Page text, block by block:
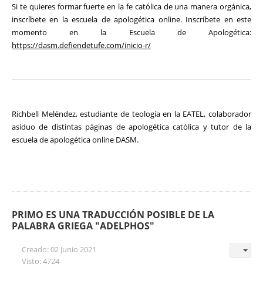
Si te quieres formar fuerte en la fe católica de una manera orgánica,
inscríbete en la escuela de apologética online. Inscríbete en este
momento en la Escuela de Apologética:
https://dasm.defiendetufe.com/inicio-r/
Richbell Meléndez, estudiante de teología en la EATEL, colaborador
asiduo de distintas páginas de apologética católica y tutor de la
escuela de apologética online DASM.
PRIMO ES UNA TRADUCCIÓN POSIBLE DE LA
PALABRA GRIEGA "ADELPHOS"
Creado: 02 Junio 2021
Visto: 4724